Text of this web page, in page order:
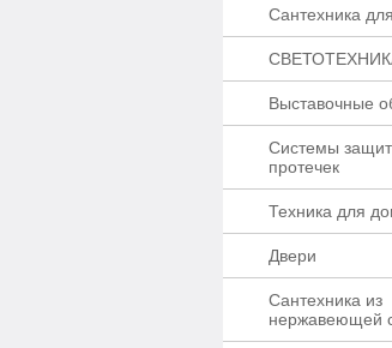
Сантехника
Выставочные
Системы
протечек
Техника для
Двери
Сантехника из
нержавеющей